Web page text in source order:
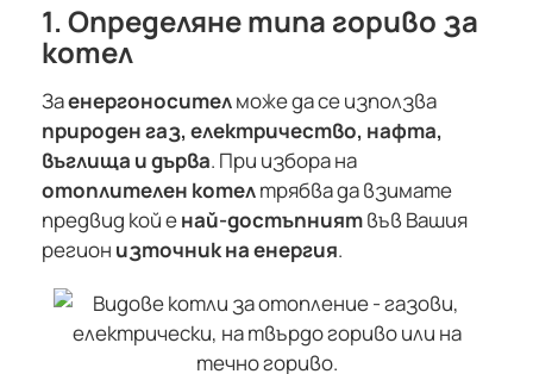
1. Определяне типа гориво за
котел
Заенергоносителможе да се използва
природен газ, електричество, нафта,
въглища и дърва. При избора на
отоплителен котелтрябва да взимате
предвид кой енай-достъпниятвъв Вашия
регион източник на енергия.